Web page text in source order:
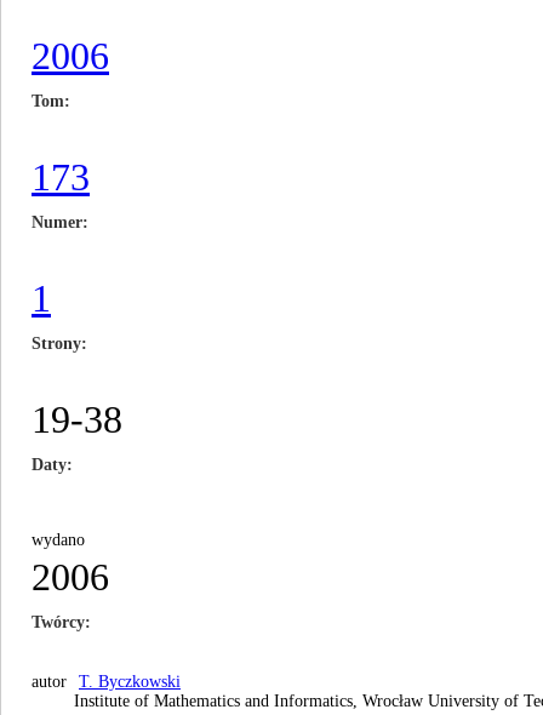
2006
Tom
173
Numer
1
Strony
19-38
Daty
wydano
2006
Twórcy
autor
T. Byczkowski
Institute of Mathematics and Informatics, Wrocław University of